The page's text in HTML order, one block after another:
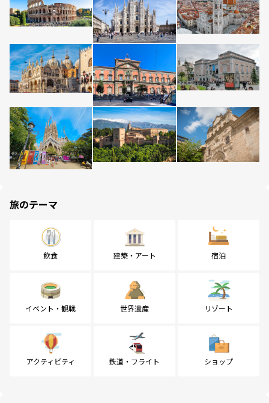
旅のテーマ
飲食 建築・アート 宿泊
イベント・観戦 世界遺産 リゾート
アクティビティ 鉄道・フライト ショップ